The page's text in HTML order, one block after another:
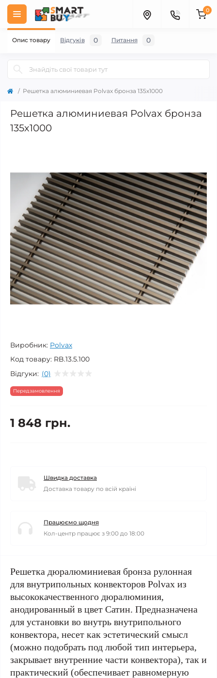
0
Решетка алюминиевая Polvax бронза 135х1000
Решетка алюминиевая Polvax бронза
135х1000
Виробник: Polvax
Код товару: RB.13.5.100
Відгуки: (0)
Передзамовлення
1 848 грн.
Швидка доставка
Доставка товару по всій країні
Працюємо щодня
Кол-центр працює з 9:00 до 18:00
Опис товару Відгуків 0 Питання 0
Решетка дюралюминиевая бронза рулонная
для внутрипольных конвекторов Polvax из
высококачественного дюралюминия,
анодированный в цвет Сатин. Предназначена
для установки во внутрь внутрипольного
конвектора, несет как эстетический смысл
(можно подобрать под любой тип интерьера,
закрывает внутренние части конвектора), так и
практический (обеспечивает равномерную